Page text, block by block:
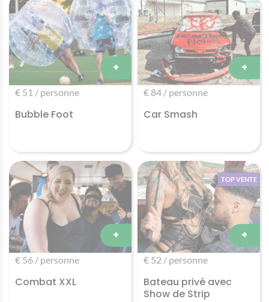
+
€ 51 / personne
Bubble Foot
+
€ 84 / personne
Car Smash
+
€ 56 / personne
Combat XXL
TOP VENTE
+
€ 52 / personne
Bateau privé avec
Show de Strip